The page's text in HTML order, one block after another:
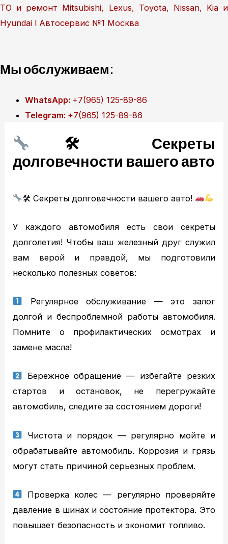
Перейти
к
ТО и ремонт Mitsubishi, Lexus, Toyota, Nissan, Kia и
Hyundai l Автосервис №1 Москва
Мы обслуживаем:
WhatsApp: +7(965) 125-89-86
Telegram: +7(965) 125-89-86
Главная
Техобслуживание
MITSUBISHI ремонт
TOYOTA диагностика
NISSAN ТО
NISSAN ремонт
MAZDA ТО
MAZDA диагностика
MAZDA ремонт
Кузовной ремонт
Полировка кузова
Покраска
Примеры работ
Видео отзывы
Статьи
Контакты
🛠 Секреты
долговечности вашего авто
🛠 Секреты долговечности вашего авто!
У каждого автомобиля есть свои секреты
долголетия! Чтобы ваш железный друг служил
вам верой и правдой, мы подготовили
несколько полезных советов:
Регулярное обслуживание — это залог
долгой и беспроблемной работы автомобиля.
Помните о профилактических осмотрах и
замене масла!
Бережное обращение — избегайте резких
стартов и остановок, не перегружайте
автомобиль, следите за состоянием дороги!
Чистота и порядок — регулярно мойте и
обрабатывайте автомобиль. Коррозия и грязь
могут стать причиной серьезных проблем.
Проверка колес — регулярно проверяйте
давление в шинах и состояние протектора. Это
повышает безопасность и экономит топливо.